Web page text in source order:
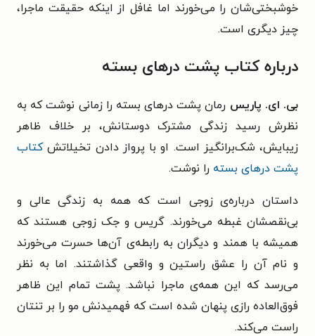
خوشبختی‌شان را می‌خورند اما غافل از اینکه حقیقت ماجرا،
چیز دیگری است.
درباره‌ کتاب پشت درهای بسته
بی. ای. پاریس رمان پشت درهای بسته را زمانی نوشت که به
نظرش رسید زندگی مشترک دوستانش، بر خلاف ظاهر
زیبایش، شک‌برانگیز است. او با پرواز دادن تخیلاتشکتاب
پشت درهای بسته را نوشت.
داستان درباره‌ی زوجی است که همه به زندگی عالی و
بی‌نقصشان غبطه می‌خورند. گریس و جک زوجی هستند که
همیشه با همند و دیگران به رابطه‌ی آن‌ها حسرت می‌خورند
و نام آن را عشق راستین و واقعی گذاشتند. اما به نظر
می‌رسد که این همه‌ی ماجرا نباشد. پشت تمام این ظاهر
فوق‌العاده رازی پنهان شده است که فهمیدنش مو را بر تنتان
راست می‌کند.